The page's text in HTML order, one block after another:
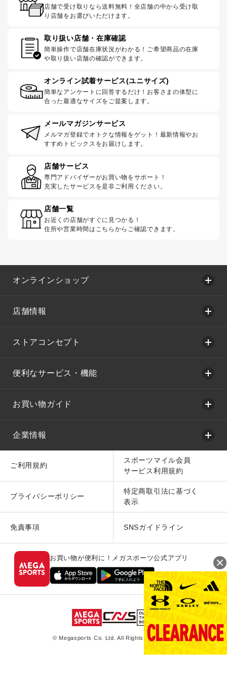
店舗で受け取りなら送料無料！全店舗の中から受け取
り店舗をお選びいただけます。
取り扱い店舗・在庫確認
簡単操作で店舗在庫状況がわかる！ご希望商品の在庫
や取り扱い店舗の確認ができます。
オンライン試着サービス(ユニサイズ)
簡単なアンケートに回答するだけ！お客さまの体型に
合った最適なサイズをご提案します。
メールマガジンサービス
メルマガ登録でオトクな情報をゲット！最新情報やお
すすめトピックスをお届けします。
店舗サービス
専門アドバイザーがお買い物をサポート！
充実したサービスを是非ご利用ください。
店舗一覧
お近くの店舗がすぐに見つかる！
住所や営業時間はこちらからご確認できます。
オンラインショップ
店舗情報
ストアコンセプト
便利なサービス・機能
お買い物ガイド
企業情報
ご利用規約
スポーツマイル会員
サービス利用規約
プライバシーポリシー
特定商取引法に基づく
表示
免責事項 SNSガイドライン
お買い物が便利に！メガスポーツ公式アプリ
© Megasports Co. Ltd. All Rights Reserved.